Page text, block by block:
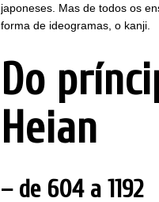
japoneses. Mas de todos os
forma de ideogramas, o kanji.
Do
Heian
– de 604 a 1192